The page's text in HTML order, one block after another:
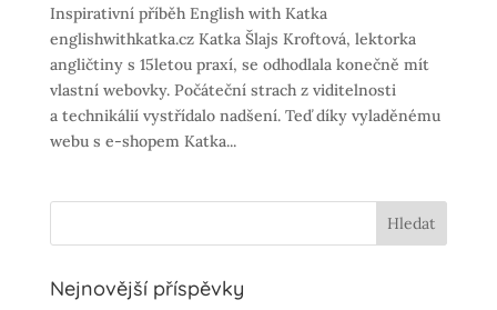
Inspirativní příběh English with Katka
englishwithkatka.cz Katka Šlajs Kroftová, lektorka
angličtiny s 15letou praxí, se odhodlala konečně mít
vlastní webovky. Počáteční strach z viditelnosti
a technikálií vystřídalo nadšení. Teď díky vyladěnému
webu s e-shopem Katka...
Nejnovější příspěvky